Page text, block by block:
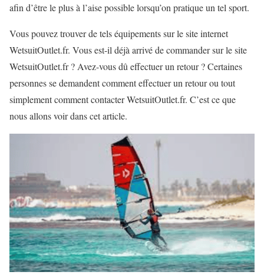
afin d’être le plus à l’aise possible lorsqu’on pratique un tel sport.
Vous pouvez trouver de tels équipements sur le site internet
WetsuitOutlet.fr. Vous est-il déjà arrivé de commander sur le site
WetsuitOutlet.fr ? Avez-vous dû effectuer un retour ? Certaines
personnes se demandent comment effectuer un retour ou tout
simplement comment contacter WetsuitOutlet.fr. C’est ce que
nous allons voir dans cet article.